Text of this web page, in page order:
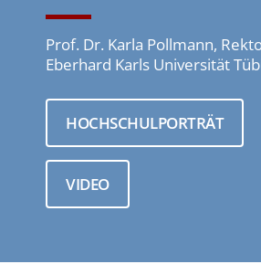
Prof. Dr. Karla Pollmann,
Eberhard Karls Universität
HOCHSCHULPORTRÄT
VIDEO